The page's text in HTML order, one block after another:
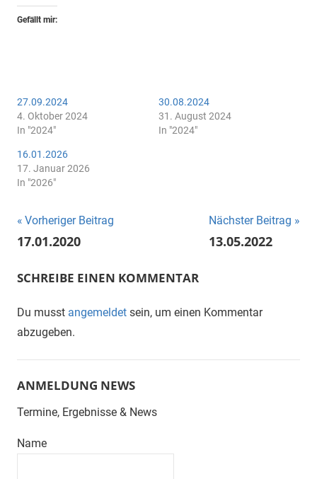
Gefällt mir:
27.09.2024
4. Oktober 2024
In "2024"
30.08.2024
31. August 2024
In "2024"
16.01.2026
17. Januar 2026
In "2026"
Beitragsnavigation
Vorheriger Beitrag
17.01.2020
Nächster Beitrag
13.05.2022
SCHREIBE EINEN KOMMENTAR
Du musst angemeldet sein, um einen Kommentar
abzugeben.
ANMELDUNG NEWS
Termine, Ergebnisse & News
Name